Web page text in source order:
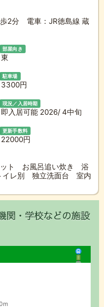
2分 電車：JR徳島線 蔵
部屋向き
東
駐車場
3300円
現況／入居時期
即入居可能 2026/ 4中旬
更新手数料
22000円
ット お風呂追い炊き 浴
レ別 独立洗面台 室内